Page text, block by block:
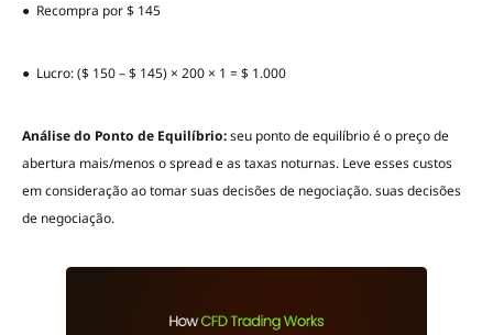
● Recompra por $ 145
● Lucro: ($ 150 – $ 145) × 200 × 1 = $ 1.000
Análise do Ponto de Equilíbrio:seu ponto de equilíbrio é o preço de
abertura mais/menos o spread e as taxas noturnas. Leve esses custos
em consideração ao tomar suas decisões de negociação. suas decisões
de negociação.